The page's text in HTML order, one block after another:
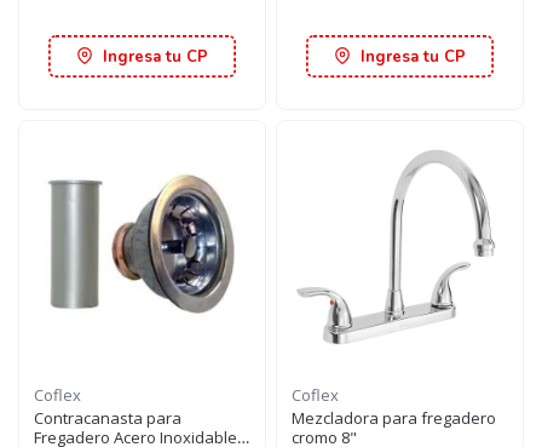
Ingresa tu CP Ingresa tu CP
Coflex
Contracanasta para
Fregadero Acero Inoxidable
Coflex
Mezcladora para fregadero
cromo 8"